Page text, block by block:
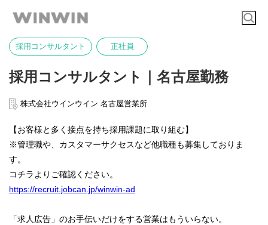
採用コンサルタント 正社員
採用コンサルタント｜名古屋勤務
株式会社ウインウイン 名古屋営業所
【お客様と多く接点を持ち採用課題に取り組む】
※管理職や、カスタマーサクセスなど他職種も募集しておりま
す。
コチラよりご確認ください。
https://recruit.jobcan.jp/winwin-ad
「求人広告」のお手伝いだけをする営業はもういらない。